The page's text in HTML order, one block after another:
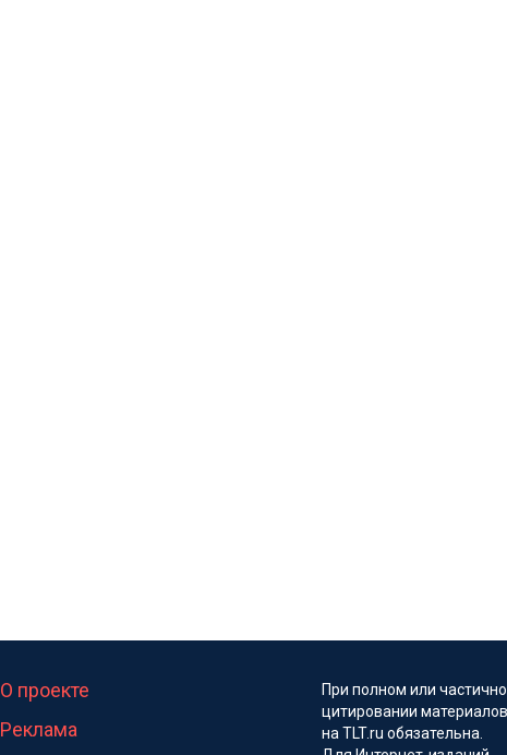
О проекте
Реклама
При полном или
цитировании
на TLT.ru обязательна.